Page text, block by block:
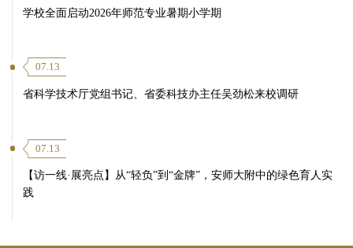
学校全面启动2026年师范专业暑期小学期
07.13
省科学技术厅党组书记、省委科技办主任吴劲松来校调研
07.13
【访一线·展亮点】从“轻负”到“金牌”，安师大附中的绿色育人实
践